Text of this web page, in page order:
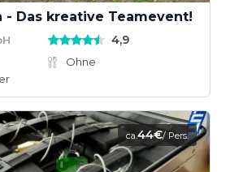
Das kreative Teamevent!
4,9
Ohne
ca.44€/ Pers.